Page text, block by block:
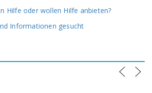
Hilfe oder wollen Hilfe anbieten?
Informationen gesucht